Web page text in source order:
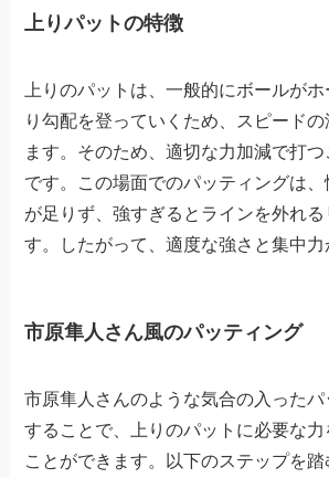
上りパットの特徴
上りのパットは、一般的にボールが
り勾配を登っていくため、スピードの
ます。そのため、適切な力加減で打
です。この場面でのパッティングは
が足りず、強すぎるとラインを外れる
す。したがって、適度な強さと集中力
市原隼人さん風のパッティング
市原隼人さんのような気合の入ったパ
することで、上りのパットに必要な
ことができます。以下のステップを